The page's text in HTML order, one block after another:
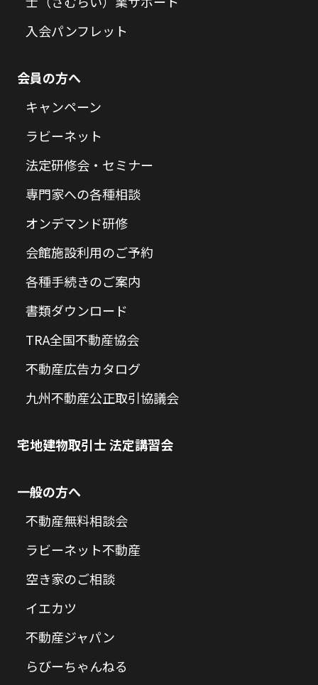
入会パンフレット
会員の方へ
キャンペーン
ラビーネット
法定研修会・セミナー
専門家への各種相談
オンデマンド研修
会館施設利用のご予約
各種手続きのご案内
書類ダウンロード
TRA全国不動産協会
不動産広告カタログ
九州不動産公正取引協議会
宅地建物取引士 法定講習会
一般の方へ
不動産無料相談会
ラビーネット不動産
空き家のご相談
イエカツ
不動産ジャパン
らびーちゃんねる